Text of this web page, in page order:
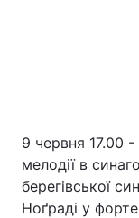
9 червня 17.00 -
мелодії в
берегівської
Ноґраді у